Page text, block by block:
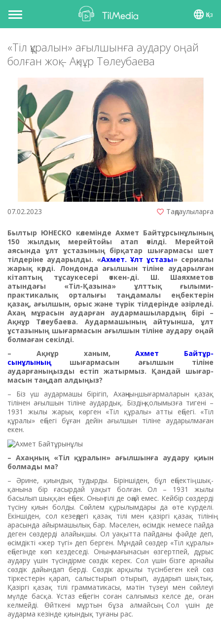
Toggle
navigation
Қаз
«Тіл құралын» ағылшынға аудару оңай
болған жоқ – Ақнұр Төлеубаева
07.02.2023 Таңдаулыларға
Былтыр ЮНЕСКО көлемінде Ахмет Байтұрсынұлының
150 жылдық мерейтойы атап өтілді. Мерейтой
аясында ұлт ұстазының бірқатар шығармасы шет
тілдеріне аударылды. «Ахмет. Ұлт ұстазы» сериалы
жарық көрді. Лондонда ағылшын тіліне аударылған
кітаптың тұсаукесері өткен-ді. Ш. Шаяхметов
атындағы «Тіл-Қазына» ұлттық ғылыми-
практикалық орталығы таңдамалы еңбектерін
қазақ, ағылшын, орыс және түрік тілдерінде әзірледі.
Ахаң мұрасын аударған аудармашылардың бірі –
Ақнұр Төлеубаева. Аудармашының айтуынша, ұлт
ұстазының шығармасын ағылшын тіліне аудару оңай
болмаған секілді.
– Ақнұр ханым,Ахмет Бай­тұр­
сынұлының шығармасын ағыл­шын тіліне
аударғаныңызды естіп жатырмыз. Қандай шығар­
масын таңдап алдыңыз?
– Біз үш аудармашы бірігіп, Ахаңның шығармаларын қазақ
тілінен ағылшын тіліне аудардық. Біздің қолымызға тигені –
1931 жылы жарық көрген «Тіл құралы» атты еңбегі. «Тіл
құралы» еңбегі бұ­ған дейін ағылшын тіліне ау­дарылмаған
екен.
– Ахаңның «Тіл құралын» ағылшынға аудару қиын
болмады ма?
– Әрине, қиындық тудырды. Біріншіден, бұл еңбек­тің шық­
қанына бір ғасырдай уақыт бол­ған. Ол – 1931 жылы
басылып шық­қан еңбек. Оның тілі де оңай емес. Кейбір сөздерді
түсіну қиын болды. Сөйлем құрылым­дары да өте күрделі.
Екіншіден, сол кезеңдегі қазақ тілі мен қазіргі қазақ тілінің
арасында айырмашылық бар. Мәселен, өсімдік немесе пайда
деген сөздерді алайықшы. Ол уақытта пайданы фәйде деп,
өсімдікті «жер түгі» деп берген. Мұндай сөздер «Тіл құралы»
еңбегінде көп кездеседі. Оның мағынасын өзгертпей, дұрыс
аудару үшін түсіндірме сөздік керек. Сол үшін бізге арнайы
сөздік дайын­дап берді. Сөздік арқылы түсін­беген кей сөз
тіркестерін қарап, салыстырып отырып, аударып шықтық.
Қазіргі қазақ тілі грамматикасы, мәтін түзеуі мен сөйлеуі
мүлде басқа. Ұстаз еңбе­гін соған салғымыз келсе де, оған
келмейді. Өйткені мұртын бұза алмайсың. Сол үшін де
аударма кезінде қиындық туғаны рас.